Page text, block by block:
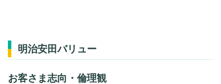
明治安田バリュー
お客さま志向・倫理観